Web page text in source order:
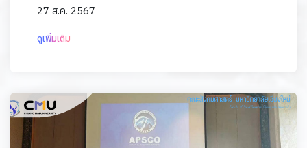
27 ส.ค. 2567
ดูเพิ่มเติม